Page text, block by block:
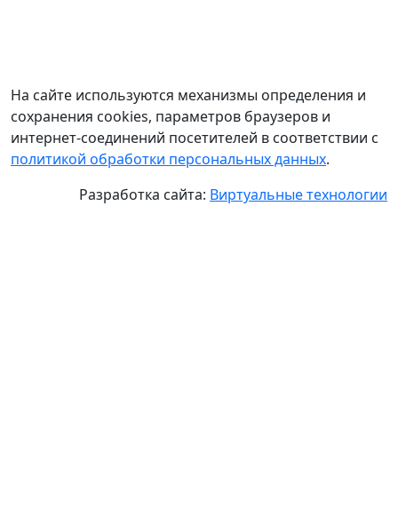
На сайте используются механизмы определения и
сохранения cookies, параметров браузеров и
интернет-соединений посетителей в соответствии с
политикой обработки персональных данных.
Разработка сайта: Виртуальные технологии